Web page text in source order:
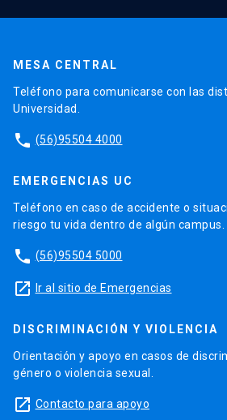
MESA CENTRAL
Teléfono para comunicarse con las
Universidad.
phone (56)95504 4000
EMERGENCIAS UC
Teléfono en caso de accidente o
riesgo tu vida dentro de algún campus.
phone (56)95504 5000
launch Ir al sitio de Emergencias
DISCRIMINACIÓN Y VIOLENCIA
Orientación y apoyo en casos de
género o violencia sexual.
launch Contacto para apoyo